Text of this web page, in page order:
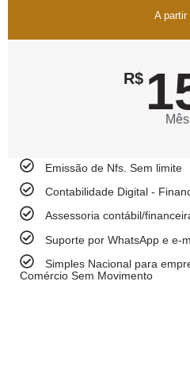
A partir
R$
Mês
Emissão de Nfs. Sem limite
Contabilidade Digital -
Assessoria contábil/
Suporte por WhatsApp e e-
Simples Nacional para
Comércio Sem Movimento